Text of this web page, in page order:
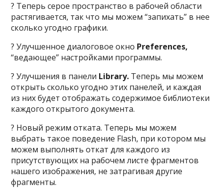
? Теперь серое пространство в рабочей области
растягивается, так что мы можем “запихать” в нее
сколько угодно графики.
? Улучшенное диалоговое окно Preferences,
“ведающее” настройками программы.
? Улучшения в панели Library. Теперь мы можем
открыть сколько угодно этих панелей, и каждая
из них будет отображать содержимое библиотеки
каждого открытого документа.
? Новый режим отката. Теперь мы можем
выбрать такое поведение Flash, при котором мы
можем выполнять откат для каждого из
присутствующих на рабочем листе фрагментов
нашего изображения, не затрагивая другие
фрагменты.